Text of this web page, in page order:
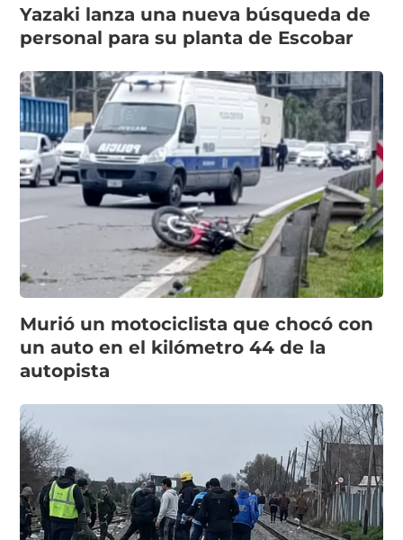
Yazaki lanza una nueva búsqueda de
personal para su planta de Escobar
Murió un motociclista que chocó con
un auto en el kilómetro 44 de la
autopista